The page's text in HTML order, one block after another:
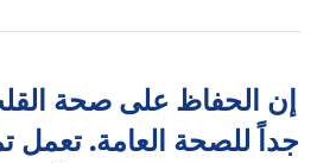
إن الحفاظ على صحة
جداً للصحة العامة. تعمل